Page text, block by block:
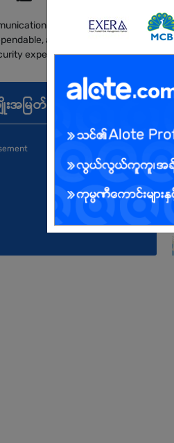
skills
and well-presented
experience preferred
အမြတ်